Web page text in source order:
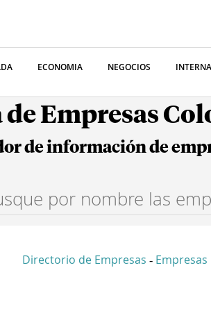
ECONOMIA NEGOCIOS
de Empresas
de información de
Directorio de Empresas - Empresas